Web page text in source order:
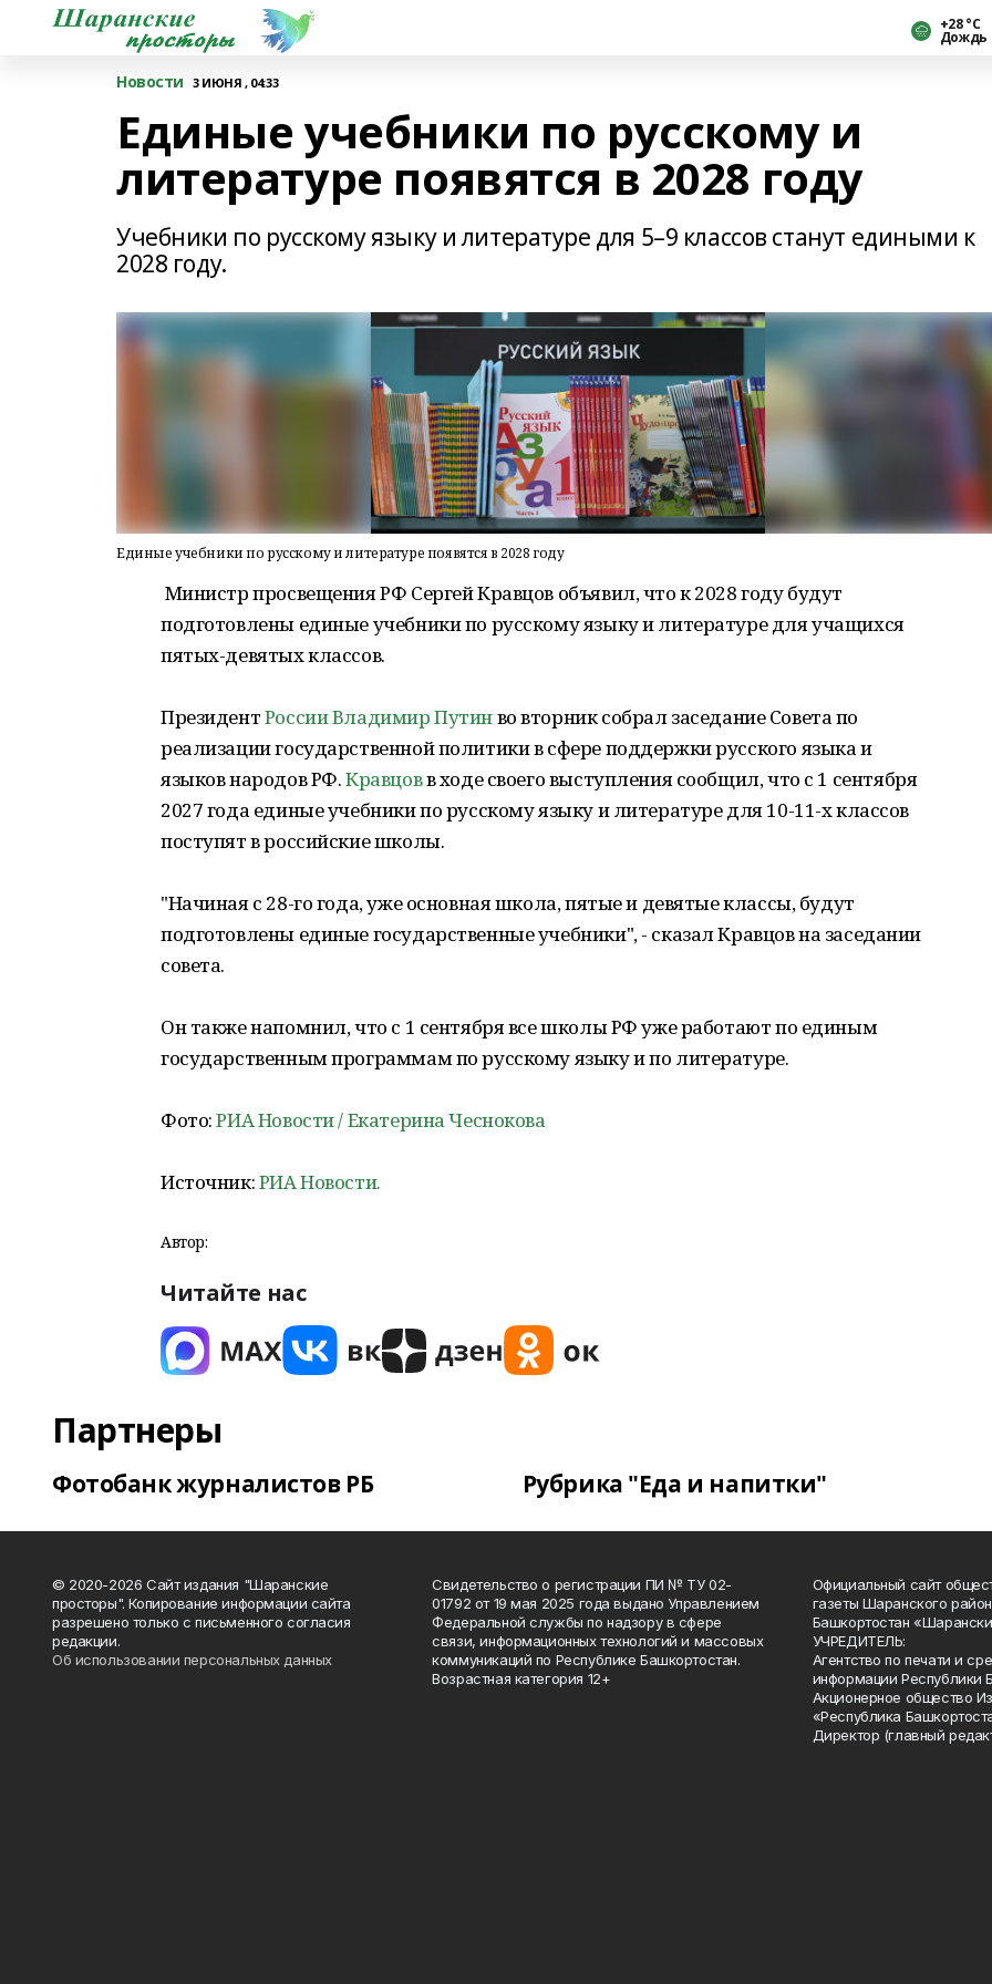
+28 °С
Дождь
Новости 3 ИЮНЯ , 04:33
Единые учебники по русскому и
литературе появятся в 2028 году
Учебники по русскому языку и литературе для 5–9 классов станут едиными к
2028 году.
Единые учебники по русскому и литературе появятся в 2028 году
Министр просвещения РФ Сергей Кравцов объявил, что к 2028 году будут
подготовлены единые учебники по русскому языку и литературе для учащихся
пятых-девятых классов.
ПрезидентРоссииВладимир Путинво вторник собрал заседание Совета по
реализации государственной политики в сфере поддержки русского языка и
языков народов РФ.Кравцовв ходе своего выступления сообщил, что с 1 сентября
2027 года единые учебники по русскому языку и литературе для 10-11-х классов
поступят в российские школы.
"Начиная с 28-го года, уже основная школа, пятые и девятые классы, будут
подготовлены единые государственные учебники", - сказал Кравцов на заседании
совета.
Он также напомнил, что с 1 сентября все школы РФ уже работают по единым
государственным программам по русскому языку и по литературе.
Фото:РИА Новости / Екатерина Чеснокова
Источник:РИА Новости.
Автор:
Читайте нас
Партнеры
Фотобанк журналистов РБ Рубрика "Еда и напитки"
© 2020-2026 Сайт издания "Шаранские
просторы". Копирование информации сайта
разрешено только с письменного согласия
редакции.
Об использовании персональных данных
Свидетельство о регистрации ПИ № ТУ 02-
01792 от 19 мая 2025 года выдано Управлением
Федеральной службы по надзору в сфере
связи, информационных технологий и массовых
коммуникаций по Республике Башкортостан.
Возрастная категория 12+
Официальный сайт
газеты Шаранского
Башкортостан
УЧРЕДИТЕЛЬ:
Агентство по печати и
информации Республики
Акционерное общество
«Республика
Директор (главный